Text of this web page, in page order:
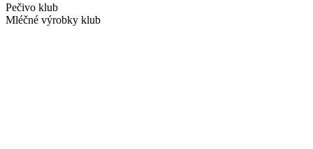
Pečivo klub
Mléčné výrobky klub